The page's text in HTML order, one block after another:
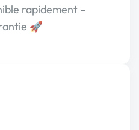
rapidement –
🚀